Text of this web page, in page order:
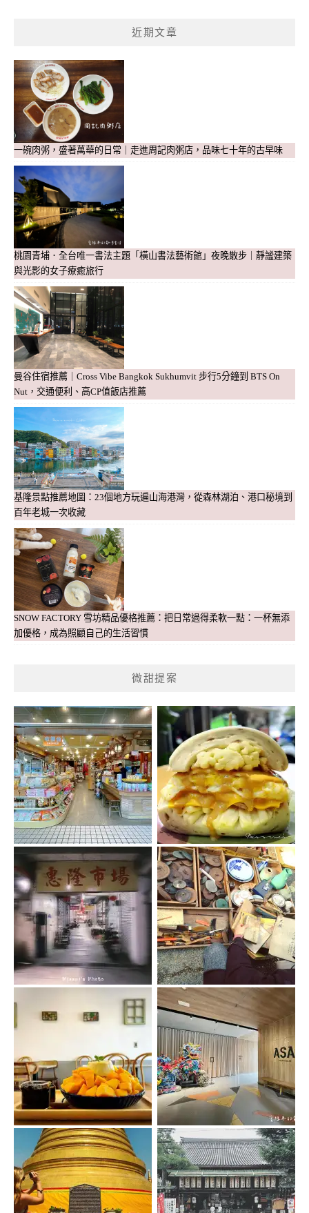
近期文章
一碗肉粥，盛著萬華的日常｜走進周記肉粥店，品味七十年的古早味
桃園青埔．全台唯一書法主題「橫山書法藝術館」夜晚散步｜靜謐建築
與光影的女子療癒旅行
曼谷住宿推薦｜Cross Vibe Bangkok Sukhumvit 步行5分鐘到 BTS On
Nut，交通便利、高CP值飯店推薦
基隆景點推薦地圖：23個地方玩遍山海港灣，從森林湖泊、港口秘境到
百年老城一次收藏
SNOW FACTORY 雪坊精品優格推薦：把日常過得柔軟一點：一杯無添
加優格，成為照顧自己的生活習慣
微甜提案